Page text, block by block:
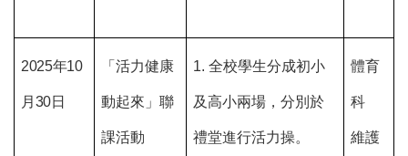
2025年10
月30日
「活力健康
動起來」 聯
課活動
1. 全校學生分成初小
及高小兩場，分別於
禮堂進行活力操。
體育
科
維護